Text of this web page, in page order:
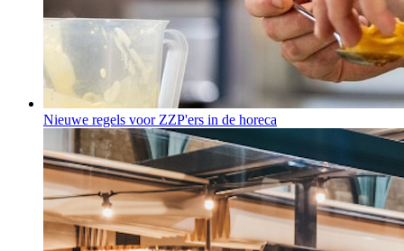
Nieuwe regels voor ZZP'ers in de horeca